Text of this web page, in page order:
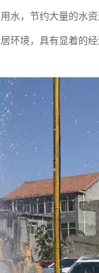
水，节约大量的水资
环境，具有显着的